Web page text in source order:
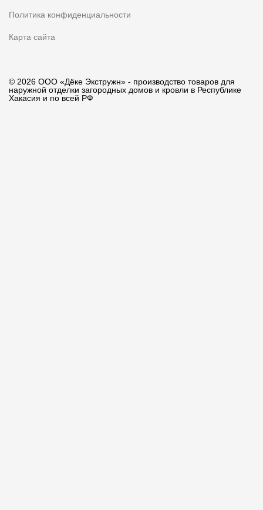
Политика конфиденциальности
Карта сайта
© 2026 ООО «Дёке Экстружн» - производство товаров для
наружной отделки загородных домов и кровли в Республике
Хакасия и по всей РФ